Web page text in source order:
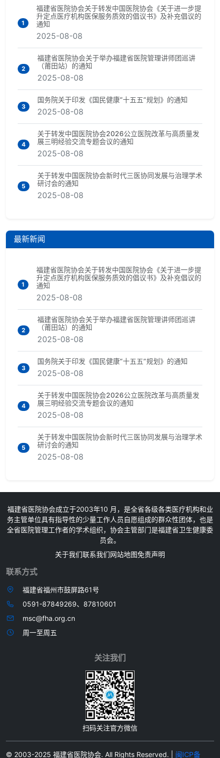
1
福建省医院协会关于转发中国医院协会《关于进一步提
升定点医疗机构医保服务质效的倡议书》及补充倡议的
通知
2025-08-08
2
福建省医院协会关于举办福建省医院管理讲师团巡讲
（莆田站）的通知
2025-08-08
3
国务院关于印发《国民健康“十五五”规划》的通知
2025-08-08
4
关于转发中国医院协会2026公立医院改革与高质量发
展三明经验交流专题会议的通知
2025-08-08
5
关于转发中国医院协会新时代三医协同发展与治理学术
研讨会的通知
2025-08-08
最新新闻
1
福建省医院协会关于转发中国医院协会《关于进一步提
升定点医疗机构医保服务质效的倡议书》及补充倡议的
通知
2025-08-08
2
福建省医院协会关于举办福建省医院管理讲师团巡讲
（莆田站）的通知
2025-08-08
3
国务院关于印发《国民健康“十五五”规划》的通知
2025-08-08
4
关于转发中国医院协会2026公立医院改革与高质量发
展三明经验交流专题会议的通知
2025-08-08
5
关于转发中国医院协会新时代三医协同发展与治理学术
研讨会的通知
2025-08-08
福建省医院协会成立于2003年10 月，是全省各级各类医疗机构和业
务主管单位具有指导性的少量工作人员自愿组成的群众性团体，也是
全省医院管理工作者的学术组织，协会主管部门是福建省卫生健康委
员会。
关于我们联系我们网站地图免责声明
联系方式
福建省福州市鼓屏路61号
0591-87849269、87810601
msc@fha.org.cn
周一至周五
关注我们
扫码关注官方微信
© 2003-2025 福建省医院协会. All Rights Reserved. | 闽ICP备